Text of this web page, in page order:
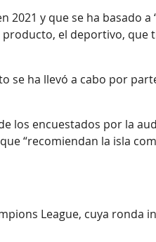
y que se ha basado a
el deportivo, que
se ha llevó a cabo por
los encuestados por la
“recomiendan la isla
League, cuya ronda